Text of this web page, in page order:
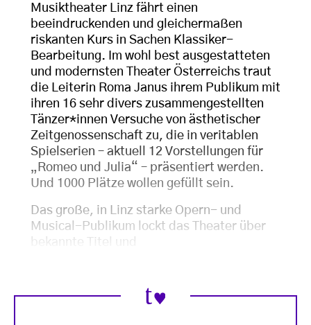
Musiktheater Linz fährt einen
beeindruckenden und gleichermaßen
riskanten Kurs in Sachen Klassiker-
Bearbeitung. Im wohl best ausgestatteten
und modernsten Theater Österreichs traut
die Leiterin Roma Janus ihrem Publikum mit
ihren 16 sehr divers zusammengestellten
Tänzer*innen Versuche von ästhetischer
Zeitgenossenschaft zu, die in veritablen
Spielserien – aktuell 12 Vorstellungen für
„Romeo und Julia“ – präsentiert werden.
Und 1000 Plätze wollen gefüllt sein.
Das große, in Linz starke Opern- und
Musical-Publikum lockt das Theater über
bekannte Titel und